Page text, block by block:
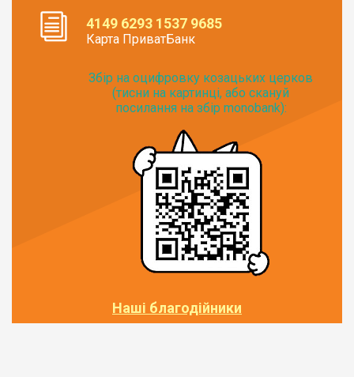
4149 6293 1537 9685
Карта ПриватБанк
Збір на оцифровку козацьких церков
(тисни на картинці, або скануй
посилання на збір monobank):
Наші благодійники